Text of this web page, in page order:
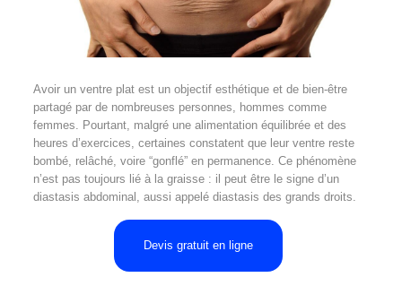
Avoir un ventre plat est un objectif esthétique et de bien-être
partagé par de nombreuses personnes, hommes comme
femmes. Pourtant, malgré une alimentation équilibrée et des
heures d’exercices, certaines constatent que leur ventre reste
bombé, relâché, voire “gonflé” en permanence. Ce phénomène
n’est pas toujours lié à la graisse : il peut être le signe d’un
diastasis abdominal, aussi appelé diastasis des grands droits.
Devis gratuit en ligne